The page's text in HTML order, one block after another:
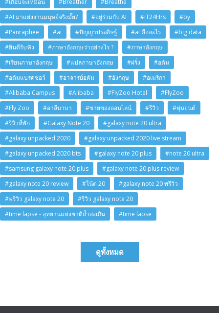
#เกือบจะเหมือน #Breather
#Breathe
#AI มาแย่งงานมนุษย์จริงมั๊ย?
#อยู่ร่วมกับ AI #iT24Hrs
#by
#Panraphee
#ai #ปัญญาประดิษฐ์ #ai คืออะไร
#big data
#ยินดีรับฟัง
#ภาษาอังกฤษว่าอย่างไร ?
#ภาษาอังกฤษ
#เรียนภาษาอังกฤษ
#แปลภาษาอังกฤษ #ฝรั่ง
#อดัม
#อดัมแบรดชอว์
#อาจารย์อดัม #อังกฤษ
#อเมริกา
#Alibaba Campus
#Alibaba #FlyZoo Hotel
#FlyZoo
#Fly Zoo
#อาลีบาบา #ขายของออนไลน์ #รีวิว
#หุ่นยนต์
#รีวิวที่พัก
#Galaxy Note 20
#galaxy note 20 ultra
#galaxy unpacked 2020
#galaxy unpacked 2020 live stream
#galaxy unpacked 2020 bts
#galaxy note 20 plus
#note 20 ultra
#samsung galaxy note 20 plus
#galaxy note 20 plus review
#galaxy note 20 review
#โน้ต 20
#galaxy note 20 พรีวิว
#พรีวิว galaxy note 20
#รีวิว galaxy note 20
#time lapse - อุทยานแห่งชาติถ้ำสะเกิน
#time lapse
ดูทั้งหมด